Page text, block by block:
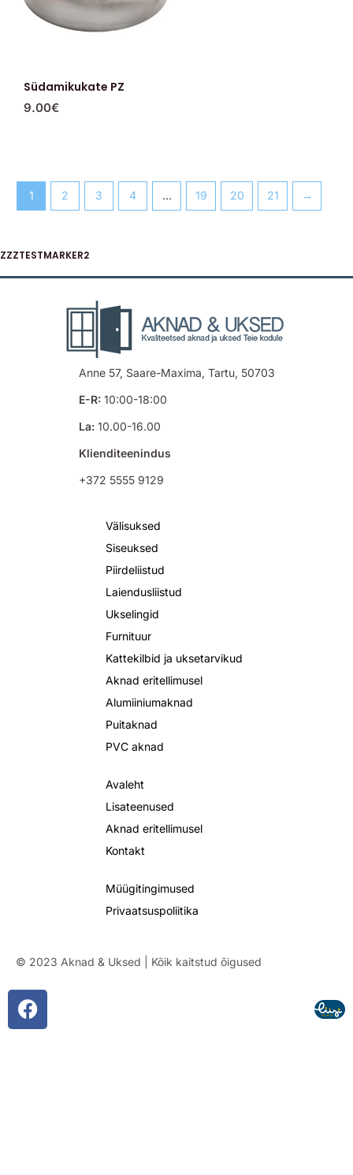
Südamikukate PZ
9.00€
1 2 3 4 … 19 20 21 →
ZZZTESTMARKER2
Anne 57, Saare-Maxima, Tartu, 50703
E-R:10:00-18:00
La:10.00-16.00
Klienditeenindus
+372 5555 9129
Välisuksed
Siseuksed
Piirdeliistud
Laiendusliistud
Ukselingid
Furnituur
Kattekilbid ja uksetarvikud
Aknad eritellimusel
Alumiiniumaknad
Puitaknad
PVC aknad
Avaleht
Lisateenused
Aknad eritellimusel
Kontakt
Müügitingimused
Privaatsuspoliitika
© 2023 Aknad & Uksed | Kõik kaitstud õigused
F
a